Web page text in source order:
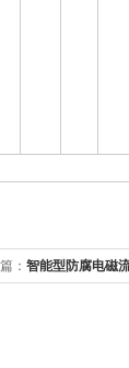
： 智能型防腐电磁